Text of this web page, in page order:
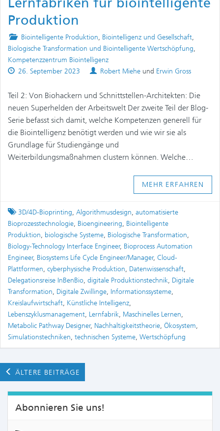
Produktion
Posted
in
Biointelligente Produktion, Biointelligenz und Gesellschaft,
Biologische Transformation und Biointelligente Wertschöpfung,
Kompetenzzentrum Biointelligenz
Published
26. September 2023 Authors
Robert Miehe und Erwin Gross
Teil 2: Von Biohackern und Schnittstellen-Architekten: Die
neuen Superhelden der Arbeitswelt Der zweite Teil der Blog-
Serie befasst sich damit, welche Kompetenzen generell für
die Biointelligenz benötigt werden und wie wir sie als
Grundlage für Studiengänge und
Weiterbildungsmaßnahmen clustern können. Welche…
MEHR ERFAHREN
Tagged
3D/4D-Bioprinting, Algorithmusdesign, automatisierte
Bioprozesstechnologie, Bioengineering, Biointelligente
Produktion, biologische Systeme, Biologische Transformation,
Biology-Technology Interface Engineer, Bioprocess Automation
Engineer, Biosystems Life Cycle Engineer/Manager, Cloud-
Plattformen, cyberphysische Produktion, Datenwissenschaft,
Delegationsreise InBenBio, digitale Produktionstechnik, Digitale
Transformation, Digitale Zwillinge, Informationssysteme,
Kreislaufwirtschaft, Künstliche Intelligenz,
Lebenszyklusmanagement, Lernfabrik, Maschinelles Lernen,
Metabolic Pathway Designer, Nachhaltigkeitstheorie, Ökosystem,
Simulationstechniken, technischen Systeme, Wertschöpfung
ÄLTERE BEITRÄGE
Abonnieren Sie uns!